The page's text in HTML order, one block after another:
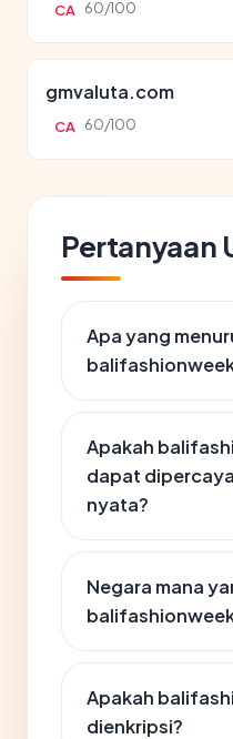
CA 60/100
gmvaluta.com
CA 60/100
Pertanyaan
Apa yang
Apakah
dapat
nyata?
Negara mana
Apakah
dienkripsi?